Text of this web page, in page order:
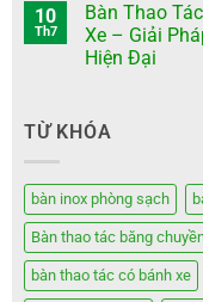
10
Th7
Bàn Thao
Xe – Giải
Hiện Đại
TỪ KHÓA
bàn inox phòng sạch
Bàn thao tác băng
bàn thao tác có bánh xe